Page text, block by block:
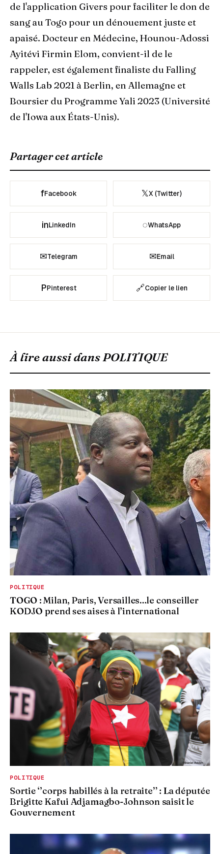
de l'application Givers pour faciliter le don de
sang au Togo pour un dénouement juste et
apaisé. Docteur en Médecine, Hounou-Adossi
Ayitévi Firmin Elom, convient-il de le
rappeler, est également finaliste du Falling
Walls Lab 2021 à Berlin, en Allemagne et
Boursier du Programme Yali 2023 (Université
de l'Iowa aux États-Unis).
Partager cet article
fFacebook 𝕏X (Twitter)
inLinkedIn ◌WhatsApp
✉Telegram ✉Email
PPinterest 🔗Copier le lien
À lire aussi dans POLITIQUE
POLITIQUE
TOGO : Milan, Paris, Versailles...le conseiller
KODJO prend ses aises à l’international
POLITIQUE
Sortie ‘’corps habillés à la retraite’’ : La députée
Brigitte Kafui Adjamagbo-Johnson saisit le
Gouvernement